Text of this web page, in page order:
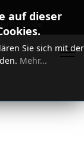
auf dieser
Sie sich mit der
Mehr...